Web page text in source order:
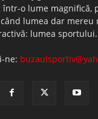
într-o lume magnifică,
lumea dar mereu
lumea sportului.
ne: